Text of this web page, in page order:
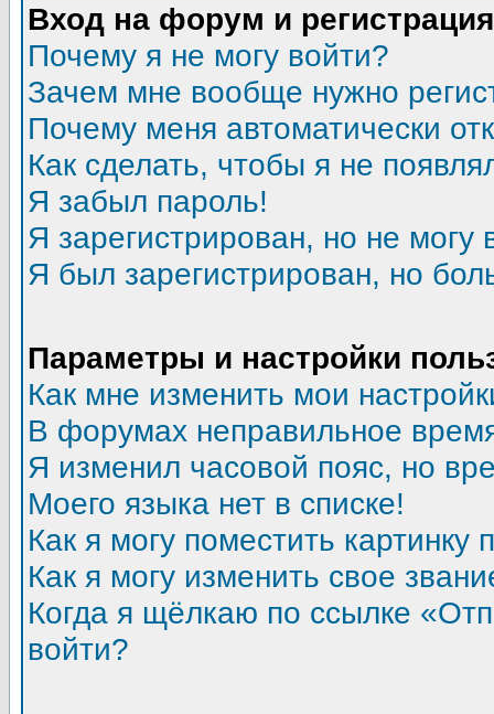
Вход на форум и регистрация
Почему я не могу войти?
Зачем мне вообще нужно
Почему меня автоматически
Как сделать, чтобы я не
Я забыл пароль!
Я зарегистрирован, но не могу
Я был зарегистрирован, но
Параметры и настройки
Как мне изменить мои
В форумах неправильное
Я изменил часовой пояс, но
Моего языка нет в списке!
Как я могу поместить
Как я могу изменить свое
Когда я щёлкаю по ссылке
войти?